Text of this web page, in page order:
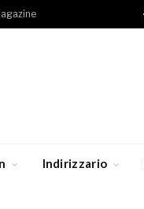
Indirizzario